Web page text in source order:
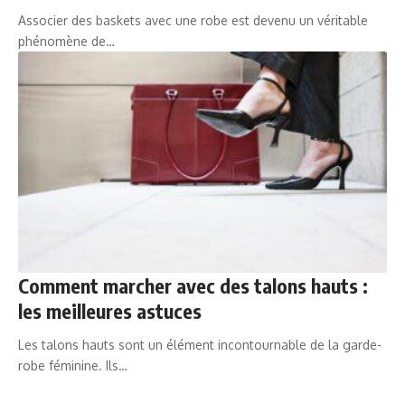
Associer des baskets avec une robe est devenu un véritable
phénomène de…
Comment marcher avec des talons hauts :
les meilleures astuces
Les talons hauts sont un élément incontournable de la garde-
robe féminine. Ils…